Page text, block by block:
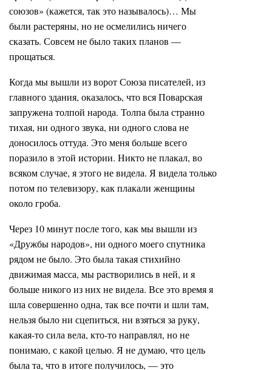
союзов» (кажется, так это называлось)… Мы
были растеряны, но не осмелились ничего
сказать. Совсем не было таких планов —
прощаться.
Когда мы вышли из ворот Союза писателей, из
главного здания, оказалось, что вся Поварская
запружена толпой народа. Толпа была странно
тихая, ни одного звука, ни одного слова не
доносилось оттуда. Это меня больше всего
поразило в этой истории. Никто не плакал, во
всяком случае, я этого не видела. Я видела только
потом по телевизору, как плакали женщины
около гроба.
Через 10 минут после того, как мы вышли из
«Дружбы народов», ни одного моего спутника
рядом не было. Это была такая стихийно
движимая масса, мы растворились в ней, и я
больше никого из них не видела. Все это время я
шла совершенно одна, так все почти и шли там,
нельзя было ни сцепиться, ни взяться за руку,
какая-то сила вела, кто-то направлял, но не
понимаю, с какой целью. Я не думаю, что цель
была та, что в итоге получилось, — это